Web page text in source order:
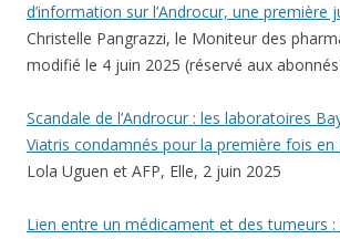
d’information sur l’Androcur, une première
Christelle Pangrazzi, le Moniteur des
modifié le 4 juin 2025 (réservé aux
Scandale de l’Androcur : les laboratoires
Viatris condamnés pour la première fois en
Lola Uguen et AFP, Elle, 2 juin 2025
Lien entre un médicament et des tumeurs